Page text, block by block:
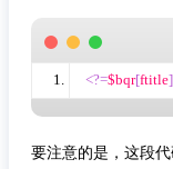
<?=$bqr[ftitle
要注意的是，这段